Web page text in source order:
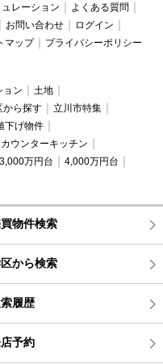
レーション
よくある質問
お問い合わせ
ログイン
マップ プライバシーポリシー
ョン
土地
から探す
立川市特集
下げ物件
カウンターキッチン
3,000万円台
4,000万円台
物件検索
から検索
履歴
予約